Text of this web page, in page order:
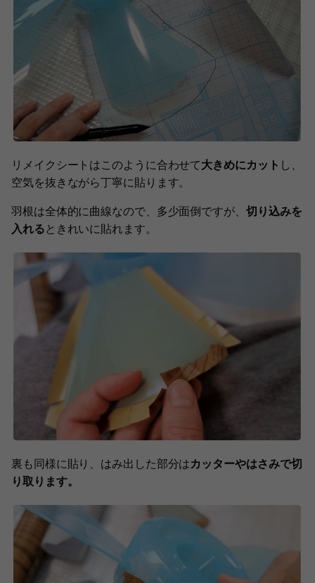
リメイクシートはこのように合わせて大きめにカット し、
空気を抜きながら丁寧に貼ります。
羽根は全体的に曲線なので、多少面倒ですが、 切り込みを
入れる ときれいに貼れます。
裏も同様に貼り、はみ出した部分はカッターやはさみで切
り取ります。